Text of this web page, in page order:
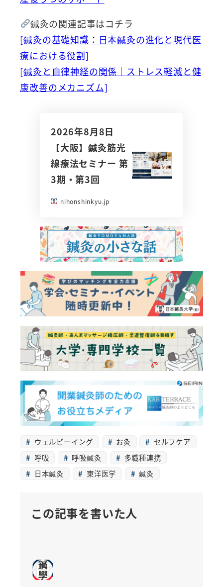
鍼灸の関連記事はコチラ
[鍼灸の基礎知識：日本鍼灸の進化と現代医
療における役割]
[鍼灸と自律神経の関係｜ストレス軽減と健
康改善のメカニズム]
2026年8月8日
【大阪】鍼灸筋光
線療法セミナー 第
3期・第3回
nihonshinkyu.jp
ウェルビーイング お灸
セルフケア
呼吸
呼吸鍼灸
多職種連携
日本鍼灸
東洋医学 鍼灸
この記事を書いた人